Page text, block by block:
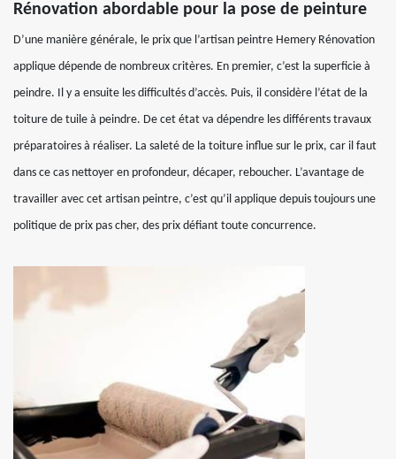
Rénovation abordable pour la pose de peinture
D’une manière générale, le prix que l’artisan peintre Hemery Rénovation
applique dépende de nombreux critères. En premier, c’est la superficie à
peindre. Il y a ensuite les difficultés d’accès. Puis, il considère l’état de la
toiture de tuile à peindre. De cet état va dépendre les différents travaux
préparatoires à réaliser. La saleté de la toiture influe sur le prix, car il faut
dans ce cas nettoyer en profondeur, décaper, reboucher. L’avantage de
travailler avec cet artisan peintre, c’est qu’il applique depuis toujours une
politique de prix pas cher, des prix défiant toute concurrence.